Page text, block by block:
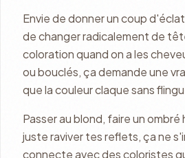
Envie de donner un coup
de changer radicalement de
coloration quand on a les
ou bouclés, ça demande une
que la couleur claque sans
Passer au blond, faire un ombré
juste raviver tes reflets, ça ne
connecte avec des coloristes